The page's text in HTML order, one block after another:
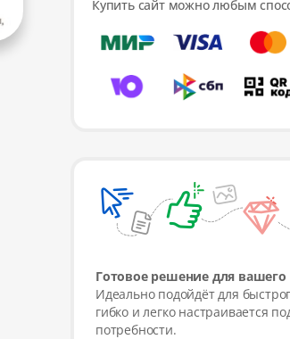
Купить сайт можно любым
Готовое решение для вашего
Идеально подойдёт для
гибко и легко настраивается
потребности.